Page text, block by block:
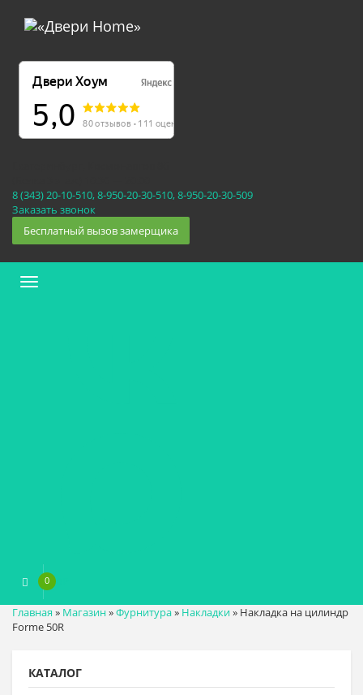
8 (343) 20-10-510, 8-950-20-30-510, 8-950-20-30-509
Заказать звонок
Бесплатный вызов замерщика
Меню
0
Главная » Магазин»Фурнитура» Накладки» Накладка на цилиндр
Forme 50R
КАТАЛОГ